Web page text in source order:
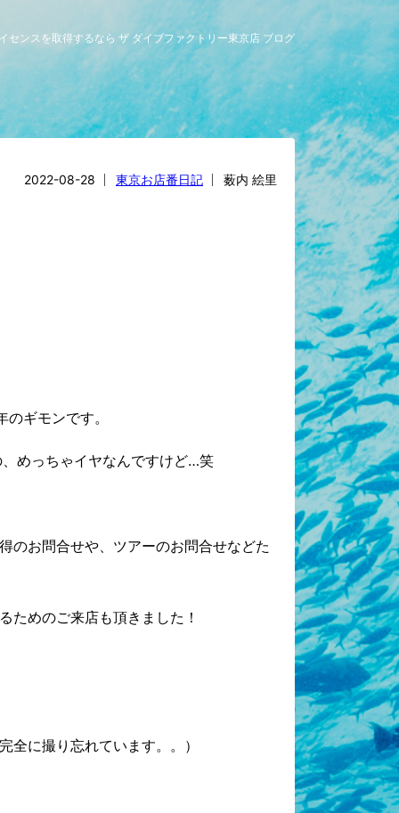
ンスを取得するなら ザ ダイブファクトリー東京店 ブログ
2022-08-28 東京お店番日記 薮内 絵里
ギモンです。
めっちゃイヤなんですけど…笑
のお問合せや、ツアーのお問合せなどた
ためのご来店も頂きました！
に撮り忘れています。。）